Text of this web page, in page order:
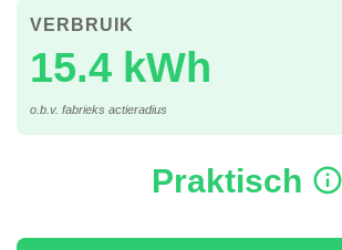
15.4 kWh
VERBRUIK
o.b.v. fabrieks actieradius
Praktisch